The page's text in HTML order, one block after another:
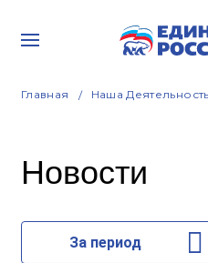
Главная Наша Деятельность
Новости
За период